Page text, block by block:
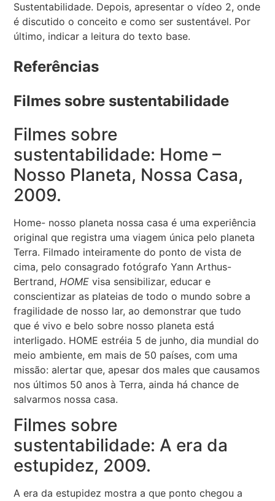
Sustentabilidade. Depois, apresentar o vídeo 2, onde
é discutido o conceito e como ser sustentável. Por
último, indicar a leitura do texto base.
Referências
Filmes sobre sustentabilidade
Filmes sobre
sustentabilidade: Home –
Nosso Planeta, Nossa Casa,
2009.
Home- nosso planeta nossa casa é uma experiência
original que registra uma viagem única pelo planeta
Terra. Filmado inteiramente do ponto de vista de
cima, pelo consagrado fotógrafo Yann Arthus-
Bertrand, HOME visa sensibilizar, educar e
conscientizar as plateias de todo o mundo sobre a
fragilidade de nosso lar, ao demonstrar que tudo
que é vivo e belo sobre nosso planeta está
interligado. HOME estréia 5 de junho, dia mundial do
meio ambiente, em mais de 50 países, com uma
missão: alertar que, apesar dos males que causamos
nos últimos 50 anos à Terra, ainda há chance de
salvarmos nossa casa.
Filmes sobre
sustentabilidade: A era da
estupidez, 2009.
A era da estupidez mostra a que ponto chegou a